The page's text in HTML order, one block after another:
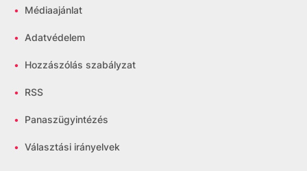
• Médiaajánlat
• Adatvédelem
• Hozzászólás szabályzat
• RSS
• Panaszügyintézés
• Választási irányelvek